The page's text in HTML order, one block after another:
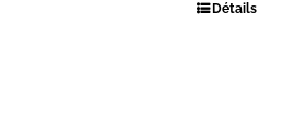
Détails